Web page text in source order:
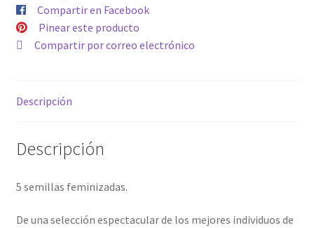
Compartir en Facebook
Pinear este producto
Compartir por correo electrónico
Descripción
Descripción
5 semillas feminizadas.
De una selección espectacular de los mejores individuos de